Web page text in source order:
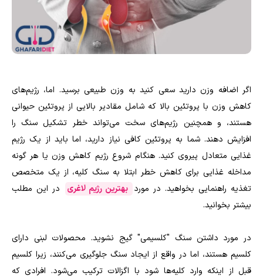
اگر اضافه وزن دارید سعی کنید به وزن طبیعی برسید. اما، رژیم‌های
کاهش وزن با پروتئین بالا که شامل مقادیر بالایی از پروتئین حیوانی
هستند، و همچنین رژیم‌های سخت می‌تواند خطر تشکیل سنگ را
افزایش دهند. شما به پروتئین کافی نیاز دارید، اما باید از یک رژیم
غذایی متعادل پیروی کنید. هنگام شروع رژیم کاهش وزن یا هر گونه
مداخله غذایی برای کاهش خطر ابتلا به سنگ کلیه، از یک متخصص
تغذیه راهنمایی بخواهید. در مورد بهترین رژیم لاغری
در این مطلب
بیشتر بخوانید.
در مورد داشتن سنگ "کلسیمی" گیج نشوید. محصولات لبنی دارای
کلسیم هستند، اما در واقع از ایجاد سنگ جلوگیری می‌کنند، زیرا کلسیم
قبل از اینکه وارد کلیه‌ها شود با اگزالات ترکیب می‌شود. افرادی که